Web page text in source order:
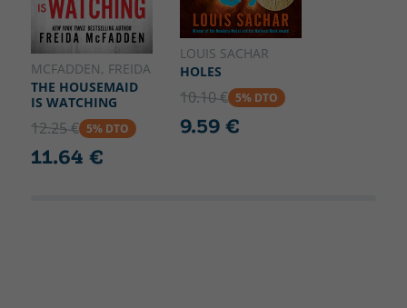
MCFADDEN, FREIDA
THE HOUSEMAID
IS WATCHING
12.25 € 5% DTO
11.64 €
LOUIS SACHAR
HOLES
10.10 € 5% DTO
9.59 €